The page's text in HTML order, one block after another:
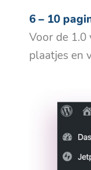
6 – 10
Voor de
plaatjes en